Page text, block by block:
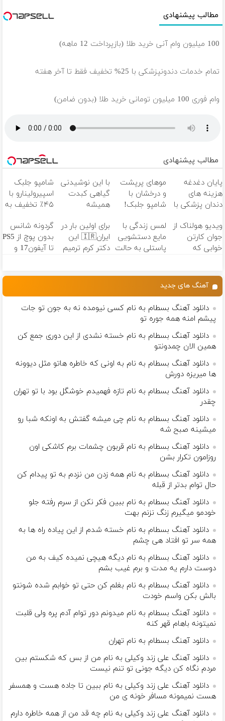
مطالب پیشنهادی
100 میلیون وام آنی خرید طلا (بازپرداخت 12 ماهه)
تمام خدمات دندونپزشکی با 25% تخفیف فقط تا آخر هفته
وام فوری 100 میلیون تومانی خرید طلا (بدون ضامن)
مطالب پیشنهادی
پایان دغدغه
هزینه های
دندان پزشکی با
کننده خانگی
موهای پرپشت
و درخشان با
شامپو جلبک!
با این نوشیدنی
گیاهی کبدت
همیشه
شامپو جلبک
اسپیرولینارو با
۴۵٪ تخفیف به
بده
ویدیو هولناک از
جوان کارتن
خوابی که
لمس زندگی با
مایع دستشویی
پاستلی به حالت
برای اولین بار در
ایران🇮🇷 این
دکتر کرم ترمیم
گردونه شانس
بدون پوچ از PS5
تا آیفون17 و
آهنگ های جدید
دانلود آهنگ بسطام به نام کسی نیومده نه به جون تو جات
پیشم امنه همه جوره تو
دانلود آهنگ بسطام به نام خسته نشدی از این دوری جمع کن
همین الان چمدونتو
دانلود آهنگ بسطام به نام به اونی که خاطره هاتو مثل دیوونه
ها میریزه دورش
دانلود آهنگ بسطام به نام تازه فهمیدم خوشگل بود با تو تهران
چقدر
دانلود آهنگ بسطام به نام چی میشه گفتش به اونکه شبا رو
میشینه صبح شه
دانلود آهنگ بسطام به نام قربون چشمات برم کاشکی اون
روزامون تکرار بشن
دانلود آهنگ بسطام به نام همه زدن من نزدم به تو پیدام کن
حال توام بدتر از قبله
دانلود آهنگ بسطام به نام ببین فکر نکن از سرم رفته جلو
خودمو میگیرم زنگ نزنم بهت
دانلود آهنگ بسطام به نام خسته شدم از این پیاده راه ها به
همه سر تو افتاد هی چشم
دانلود آهنگ بسطام به نام دیگه هیچی نمیده کیف به من
دوست دارم یه مدت و برم غیب بشم
دانلود آهنگ بسطام به نام بغلم کن حتی تو خوابم شده شونتو
بالش بکن واسم خودت
دانلود آهنگ بسطام به نام میدونم دور توام آدم پره ولی قلبت
نمیتونه باهام قهر کنه
دانلود آهنگ بسطام به نام تهران
دانلود آهنگ علی زند وکیلی به نام من از بس كه شكستم بین
مردم نگاه كن دیگه جونى تو تنم نیست
دانلود آهنگ علی زند وکیلی به نام ببین تا جاده هست و همسفر
هست نمیمونه مسافر خونه ی من
دانلود آهنگ علی زند وکیلی به نام چه قد من از همه خاطره دارم